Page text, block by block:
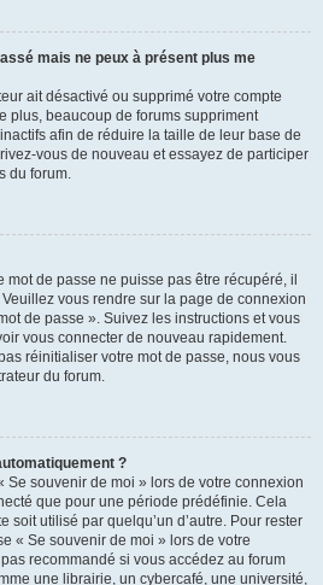
mais ne peux à présent plus me
ait désactivé ou supprimé votre compte
plus, beaucoup de forums suppriment
afin de réduire la taille de leur base de
vous de nouveau et essayez de participer
du forum.
mot de passe ne puisse pas être récupéré, il
vous rendre sur la page de connexion
de passe ». Suivez les instructions et vous
vous connecter de nouveau rapidement.
réinitialiser votre mot de passe, nous vous
du forum.
?
Se souvenir de moi » lors de votre connexion
que pour une période prédéfinie. Cela
soit utilisé par quelqu’un d’autre. Pour rester
« Se souvenir de moi » lors de votre
recommandé si vous accédez au forum
une librairie, un cybercafé, une université,